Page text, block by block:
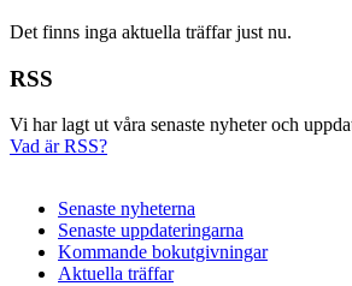
Det finns inga aktuella träffar just nu.
RSS
Vi har lagt ut våra senaste nyheter och
Vad är RSS?
Senaste nyheterna
Senaste uppdateringarna
Kommande bokutgivningar
Aktuella träffar